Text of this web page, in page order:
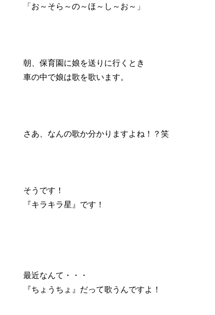
「お～そら～の～ほ～し～お～」
朝、保育園に娘を送りに行くとき
車の中で娘は歌を歌います。
さあ、なんの歌か分かりますよね！？笑
そうです！
『キラキラ星』です！
最近なんて・・・
『ちょうちょ』だって歌うんですよ！